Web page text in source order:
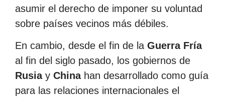
asumir el derecho de imponer su voluntad
sobre países vecinos más débiles.
En cambio, desde el fin de la Guerra Fría
al fin del siglo pasado, los gobiernos de
Rusiay Chinahan desarrollado como guía
para las relaciones internacionales el